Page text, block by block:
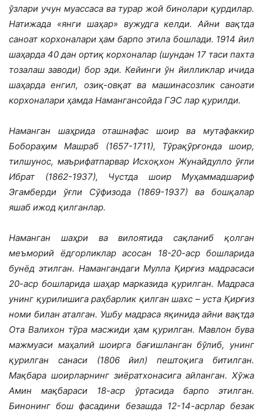
ўзлари учун муассаса ва турар жой бинолари қурдилар.
Натижада «янги шаҳар» вужудга келди. Айни вақтда
саноат корхоналари ҳам барпо этила бошлади. 1914 йил
шаҳарда 40 дан ортиқ корхоналар (шундан 17 таси пахта
тозалаш заводи) бор эди. Кейинги ўн йилликлар ичида
шаҳарда енгил, озиқ-овқат ва машинасозлик саноати
корхоналари ҳамда Намангансойда ГЭС лар қурилди.
Наманган шаҳрида оташнафас шоир ва мутафаккир
Бобораҳим Машраб (1657-1711), Тўрақўрғонда шоир,
тилшунос, маърифатпарвар Исхоқхон Жунайдулло ўғли
Ибрат (1862-1937), Чустда шоир Муҳаммадшариф
Эгамберди ўғли Сўфизода (1869-1937) ва бошқалар
яшаб ижод қилганлар.
Наманган шаҳри ва вилоятида сақланиб қолган
меъморий ёдгорликлар асосан 18-20-аср бошларида
бунёд этилган. Намангандаги Мулла Қирғиз мадрасаси
20-аср бошларида шаҳар марказида қурилган. Мадраса
унинг қурилишига раҳбарлик қилган шахс – уста Қирғиз
номи билан аталган. Ушбу мадраса яқинида айни вақтда
Ота Валихон тўра масжиди ҳам қурилган. Мавлон бува
мажмуаси маҳалий шоирга бағишланган бўлиб, унинг
қурилган санаси (1806 йил) пештоқига битилган.
Мақбара шоирларнинг зиёратхонасига айланган. Хўжа
Амин мақбараси 18-аср ўртасида барпо этилган.
Бинонинг бош фасадини безашда 12-14-асрлар безак